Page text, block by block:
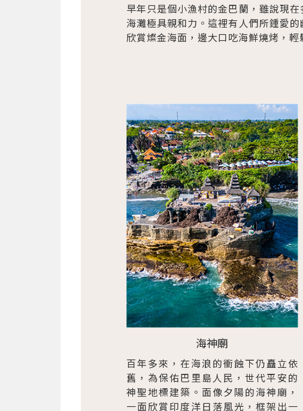
早年只是個小漁村的金巴蘭，雖說現
海灘極具親和力。這裡有人們所鍾愛
欣賞燦金海面，邊大口吃海鮮燒烤，
海神廟
百年多來，在海浪的衝蝕下仍矗立依
舊，為保佑巴里島人民，世代平安的
神聖地標建築。面像夕陽的海神廟，
一面欣賞印度洋日落風光，框架出一